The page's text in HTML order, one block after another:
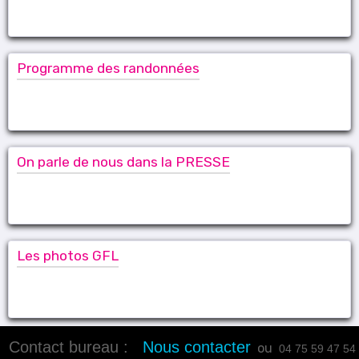
Programme des randonnées
On parle de nous dans la PRESSE
Les photos GFL
Contact bureau : Nous contacter ou 04 75 59 47